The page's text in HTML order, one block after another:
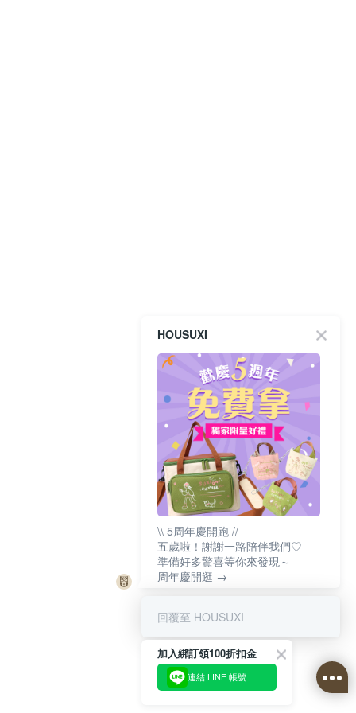
HOUSUXI
\\ 5周年慶開跑 //
五歲啦！謝謝一路陪伴我們♡
準備好多驚喜等你來發現～
周年慶開逛 →
回覆至 HOUSUXI
加入綁訂領100折扣金
連結 LINE 帳號